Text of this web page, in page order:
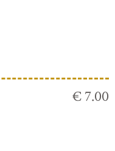
€ 7.00